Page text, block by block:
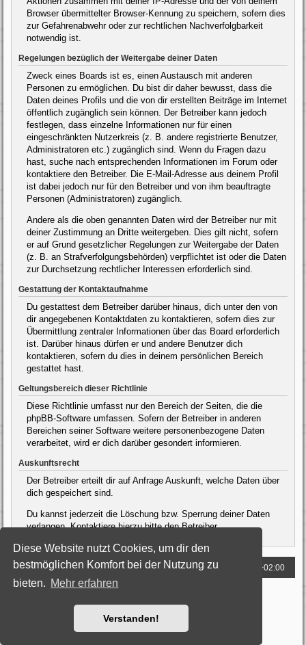
Diese Website nutzt Cookies, um dir den
bestmöglichen Komfort bei der Nutzung zu
bieten. Mehr erfahren
Verstanden!
Browser übermittelter Browser-Kennung zu speichern, sofern dies
zur Gefahrenabwehr oder zur rechtlichen Nachverfolgbarkeit
notwendig ist.
Regelungen bezüglich der Weitergabe deiner Daten
Zweck eines Boards ist es, einen Austausch mit anderen
Personen zu ermöglichen. Du bist dir daher bewusst, dass die
Daten deines Profils und die von dir erstellten Beiträge im Internet
öffentlich zugänglich sein können. Der Betreiber kann jedoch
festlegen, dass einzelne Informationen nur für einen
eingeschränkten Nutzerkreis (z. B. andere registrierte Benutzer,
Administratoren etc.) zugänglich sind. Wenn du Fragen dazu
hast, suche nach entsprechenden Informationen im Forum oder
kontaktiere den Betreiber. Die E-Mail-Adresse aus deinem Profil
ist dabei jedoch nur für den Betreiber und von ihm beauftragte
Personen (Administratoren) zugänglich.
Andere als die oben genannten Daten wird der Betreiber nur mit
deiner Zustimmung an Dritte weitergeben. Dies gilt nicht, sofern
er auf Grund gesetzlicher Regelungen zur Weitergabe der Daten
(z. B. an Strafverfolgungsbehörden) verpflichtet ist oder die Daten
zur Durchsetzung rechtlicher Interessen erforderlich sind.
Gestattung der Kontaktaufnahme
Du gestattest dem Betreiber darüber hinaus, dich unter den von
dir angegebenen Kontaktdaten zu kontaktieren, sofern dies zur
Übermittlung zentraler Informationen über das Board erforderlich
ist. Darüber hinaus dürfen er und andere Benutzer dich
kontaktieren, sofern du dies in deinem persönlichen Bereich
gestattet hast.
Geltungsbereich dieser Richtlinie
Diese Richtlinie umfasst nur den Bereich der Seiten, die die
phpBB-Software umfassen. Sofern der Betreiber in anderen
Bereichen seiner Software weitere personenbezogene Daten
verarbeitet, wird er dich darüber gesondert informieren.
Auskunftsrecht
Der Betreiber erteilt dir auf Anfrage Auskunft, welche Daten über
dich gespeichert sind.
Du kannst jederzeit die Löschung bzw. Sperrung deiner Daten
verlangen. Kontaktiere hierzu bitte den Betreiber.
Foren-Übersicht Alle Zeiten sind UTC+02:00
Powered byphpBB® Forum Software © phpBB Limited
Deutsche Übersetzung durchphpBB.de
Style: Black-Silver by Joyce&Luna
phpBB-Style-Design
Nutzungsbedingungen